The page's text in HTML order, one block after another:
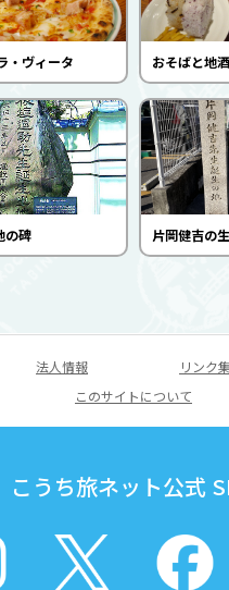
・ヴィータ おそばと地
の碑 片岡健吉の
法人情報
リンク集
このサイトについて
こうち旅ネット公式